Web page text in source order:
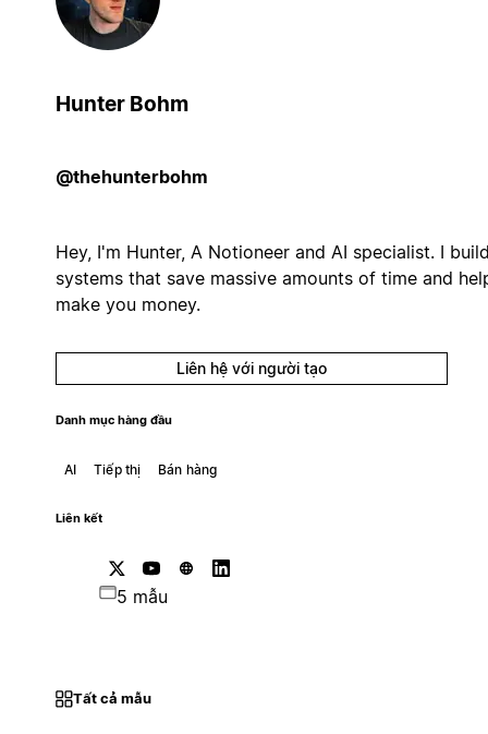
Hunter Bohm
@thehunterbohm
Hey, I'm Hunter, A Notioneer and AI specialist. I
systems that save massive amounts of time and
make you money.
Liên hệ với người tạo
Danh mục hàng đầu
AI Tiếp thị Bán hàng
Liên kết
5 mẫu
Tất cả mẫu